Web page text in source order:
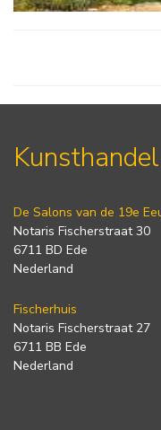
De Salons van de 19e
Notaris Fischerstraat 30
6711 BD Ede
Nederland
Fischerhuis
Notaris Fischerstraat 27
6711 BB Ede
Nederland